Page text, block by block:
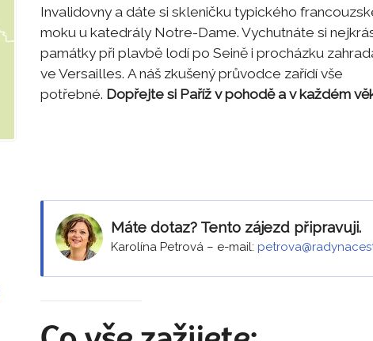
Invalidovny a dáte si skleničku typického
moku u katedrály Notre-Dame. Vychutnáte si
památky při plavbě lodí po Seině i procházku
ve Versailles. A náš zkušený průvodce zařídí vše
potřebné. Dopřejte si Paříž v pohodě a v každém
Máte dotaz? Tento zájezd připravuji.
Karolína Petrová – e-mail: